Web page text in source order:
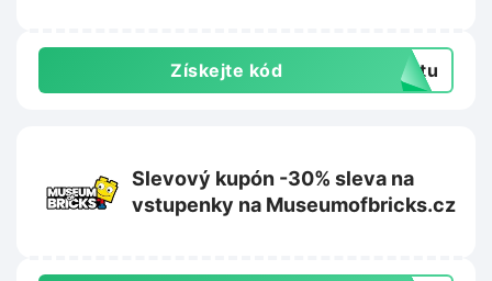
Získejte kód extu
Slevový kupón -30% sleva na
vstupenky na Museumofbricks.cz